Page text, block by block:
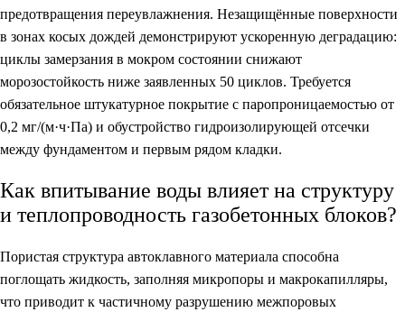
предотвращения переувлажнения. Незащищённые поверхности
в зонах косых дождей демонстрируют ускоренную деградацию:
циклы замерзания в мокром состоянии снижают
морозостойкость ниже заявленных 50 циклов. Требуется
обязательное штукатурное покрытие с паропроницаемостью от
0,2 мг/(м·ч·Па) и обустройство гидроизолирующей отсечки
между фундаментом и первым рядом кладки.
Как впитывание воды влияет на структуру
и теплопроводность газобетонных блоков?
Пористая структура автоклавного материала способна
поглощать жидкость, заполняя микропоры и макрокапилляры,
что приводит к частичному разрушению межпоровых